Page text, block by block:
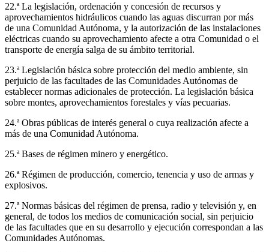
22.ª La legislación, ordenación y concesión de recursos y
aprovechamientos hidráulicos cuando las aguas discurran por más
de una Comunidad Autónoma, y la autorización de las instalaciones
eléctricas cuando su aprovechamiento afecte a otra Comunidad o el
transporte de energía salga de su ámbito territorial.
23.ª Legislación básica sobre protección del medio ambiente, sin
perjuicio de las facultades de las Comunidades Autónomas de
establecer normas adicionales de protección. La legislación básica
sobre montes, aprovechamientos forestales y vías pecuarias.
24.ª Obras públicas de interés general o cuya realización afecte a
más de una Comunidad Autónoma.
25.ª Bases de régimen minero y energético.
26.ª Régimen de producción, comercio, tenencia y uso de armas y
explosivos.
27.ª Normas básicas del régimen de prensa, radio y televisión y, en
general, de todos los medios de comunicación social, sin perjuicio
de las facultades que en su desarrollo y ejecución correspondan a las
Comunidades Autónomas.